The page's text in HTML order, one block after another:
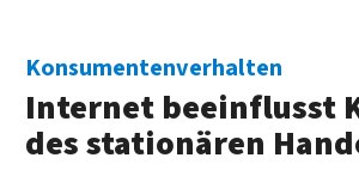
Konsumentenverhalten
Internet beeinflusst
des stationären